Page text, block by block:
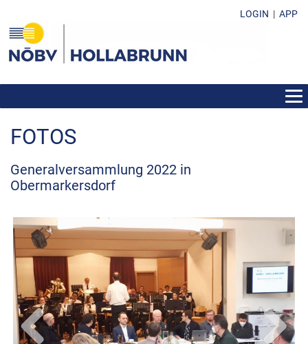
LOGIN | APP
ÜBER DEN BEZIRK
VEREINE
FUNKTIONÄRE
VERANSTALTUNGEN
BEWERBE UND ERGEBNISSE
FORMULARE & DOWNLOADS
FOTOS
Generalversammlung 2022 in
Obermarkersdorf